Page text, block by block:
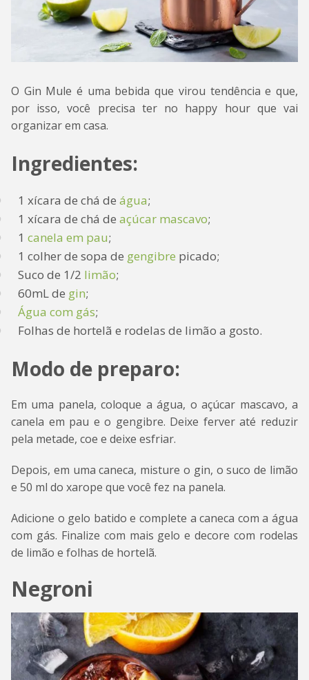
O Gin Mule é uma bebida que virou tendência e que,
por isso, você precisa ter no happy hour que vai
organizar em casa.
Ingredientes:
1 xícara de chá de água;
1 xícara de chá de açúcar mascavo;
1 canela em pau;
1 colher de sopa de gengibre picado;
Suco de 1/2 limão;
60mL de gin;
Água com gás;
Folhas de hortelã e rodelas de limão a gosto.
Modo de preparo:
Em uma panela, coloque a água, o açúcar mascavo, a
canela em pau e o gengibre. Deixe ferver até reduzir
pela metade, coe e deixe esfriar.
Depois, em uma caneca, misture o gin, o suco de limão
e 50 ml do xarope que você fez na panela.
Adicione o gelo batido e complete a caneca com a água
com gás. Finalize com mais gelo e decore com rodelas
de limão e folhas de hortelã.
Negroni